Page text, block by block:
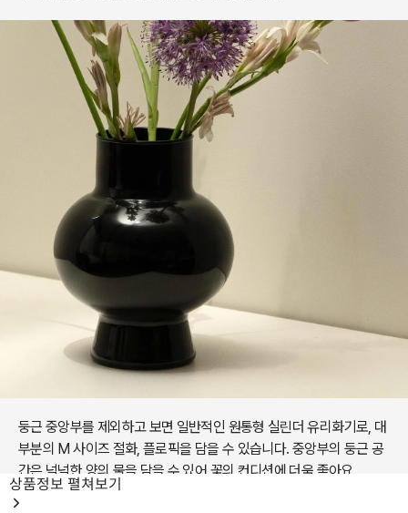
둥근 중앙부를 제외하고 보면 일반적인 원통형 실린더 유리화기로, 대
부분의 M 사이즈 절화, 플로픽을 담을 수 있습니다. 중앙부의 둥근 공
간은 넉넉한 양의 물을 담을 수 있어 꽃의 컨디션에 더욱 좋아요.
상품정보 펼쳐보기